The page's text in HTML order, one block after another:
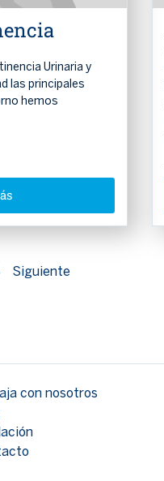
Urinaria y
las principales
hemos
Siguiente
con nosotros